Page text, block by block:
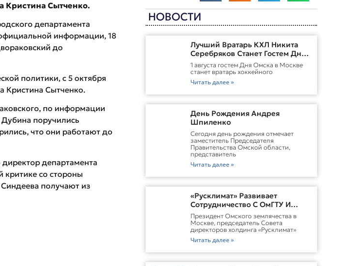
Кристина Сытченко.
департамента
информации, 18
до
политики, с 5 октября
Кристина Сытченко.
по информации
поручились
что они работают до
департамента
критике со стороны
Синдеева получают из
НОВОСТИ
Лучший Вратарь КХЛ Никита
Серебряков Станет Гостем Дня
Омска В Москве
1 августа гостем Дня Омска в Москве
станет вратарь хоккейного
Читать далее »
День Рождения Андрея
Шпиленко
Cегодня день рождения отмечает
заместитель Председателя
Правительства Омской области,
представитель
Читать далее »
«Русклимат» Развивает
Сотрудничество С ОмГТУ И
Участвует В Обновлении
Городской Среды Омска
Президент Омского землячества в
Москве, председатель Совета
директоров холдинга «Русклимат»
Читать далее »